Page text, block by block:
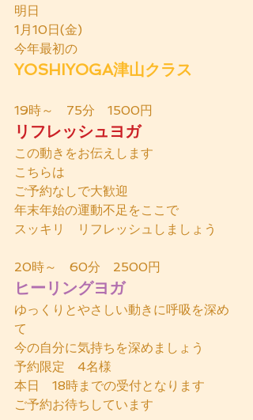
明日
1月10日(金)
今年最初の
YOSHIYOGA津山クラス
19時～　75分　1500円
リフレッシュヨガ
この動きをお伝えします
こちらは
ご予約なしで大歓迎
年末年始の運動不足をここで
スッキリ　リフレッシュしましょう
20時～　60分　2500円
ヒーリングヨガ
ゆっくりとやさしい動きに呼吸を深め
て
今の自分に気持ちを深めましょう
予約限定　4名様
本日　18時までの受付となります
ご予約お待ちしています